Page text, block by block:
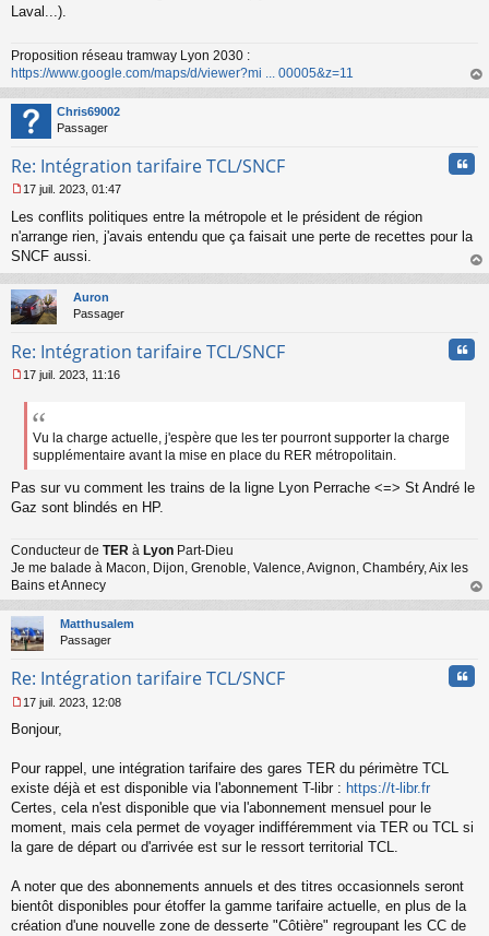
Laval...).
Proposition réseau tramway Lyon 2030 :
https://www.google.com/maps/d/viewer?mi ... 00005&z=11
au
Chris69002
Passager
Re: Intégration tarifaire TCL/SNCF
e
s
s
g
e
n
n
u
17 juil. 2023, 01:47
Les conflits politiques entre la métropole et le président de région
n'arrange rien, j'avais entendu que ça faisait une perte de recettes pour la
SNCF aussi.
au
Auron
Passager
Re: Intégration tarifaire TCL/SNCF
e
g
e
n
l
u
17 juil. 2023, 11:16
Vu la charge actuelle, j'espère que les ter pourront supporter la charge
supplémentaire avant la mise en place du RER métropolitain.
Pas sur vu comment les trains de la ligne Lyon Perrache <=> St André le
Gaz sont blindés en HP.
Conducteur de TER à Lyon Part-Dieu
Je me balade à Macon, Dijon, Grenoble, Valence, Avignon, Chambéry, Aix les
Bains et Annecy
au
Matthusalem
Passager
Re: Intégration tarifaire TCL/SNCF
e
s
a
g
e
n
o
u
17 juil. 2023, 12:08
Bonjour,
Pour rappel, une intégration tarifaire des gares TER du périmètre TCL
existe déjà et est disponible via l'abonnement T-libr : https://t-libr.fr
Certes, cela n'est disponible que via l'abonnement mensuel pour le
moment, mais cela permet de voyager indifféremment via TER ou TCL si
la gare de départ ou d'arrivée est sur le ressort territorial TCL.
A noter que des abonnements annuels et des titres occasionnels seront
bientôt disponibles pour étoffer la gamme tarifaire actuelle, en plus de la
création d'une nouvelle zone de desserte "Côtière" regroupant les CC de